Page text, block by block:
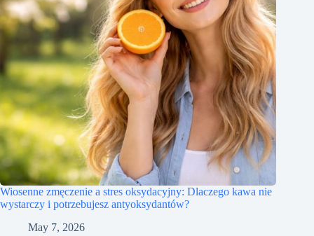
Wiosenne zmęczenie a stres oksydacyjny: Dlaczego kawa nie
wystarczy i potrzebujesz antyoksydantów?
May 7, 2026